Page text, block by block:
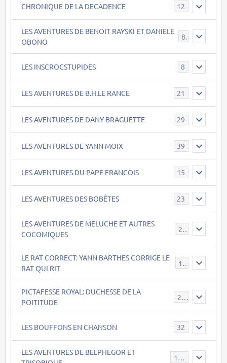
CHRONIQUE DE LA DECADENCE 12
LES AVENTURES DE BENOIT RAYSKI ET DANIELE
OBONO
8
LES INSCROCSTUPIDES 8
LES AVENTURES DE B.H.LE RANCE 21
LES AVENTURES DE DANY BRAGUETTE 29
LES AVENTURES DE YANN MOIX 39
LES AVENTURES DU PAPE FRANCOIS 15
LES AVENTURES DES BOBÊTES 23
LES AVENTURES DE MELUCHE ET AUTRES
COCOMIQUES
22
LE RAT CORRECT: YANN BARTHES CORRIGE LE
RAT QUI RIT
15
PICTAFESSE ROYAL: DUCHESSE DE LA
POITITUDE
23
LES BOUFFONS EN CHANSON 32
LES AVENTURES DE BELPHEGOR ET
147